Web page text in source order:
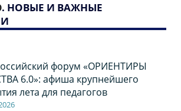
. НОВЫЕ И ВАЖНЫЕ
форум «ОРИЕНТИРЫ
6.0»: афиша крупнейшего
лета для педагогов